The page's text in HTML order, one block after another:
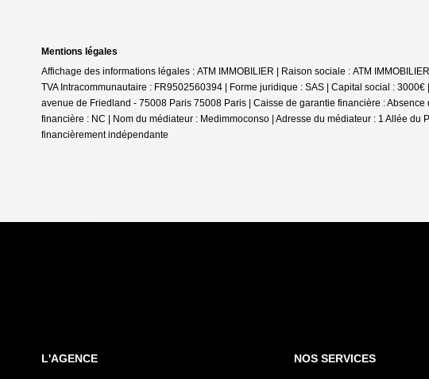
Mentions légales
Affichage des informations légales : ATM IMMOBILIER | Raison sociale : ATM
TVA Intracommunautaire : FR9502560394 | Forme juridique : SAS | Capital social : 3000€
avenue de Friedland - 75008 Paris 75008 Paris | Caisse de garantie financière :
financière : NC | Nom du médiateur : Medimmoconso | Adresse du médiateur : 1 Allée
financièrement indépendante
L'AGENCE NOS SERVICES